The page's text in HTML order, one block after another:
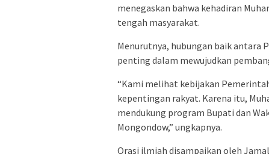
menegaskan bahwa kehadiran
tengah masyarakat.
Menurutnya, hubungan baik antara
penting dalam mewujudkan
“Kami melihat kebijakan
kepentingan rakyat. Karena itu,
mendukung program Bupati dan
Mongondow,” ungkapnya.
Orasi ilmiah disampaikan oleh